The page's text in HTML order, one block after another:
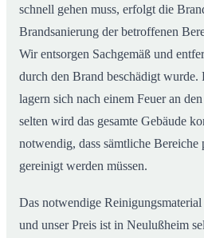
schnell gehen muss, erfolgt die
Brandsanierung der betroffenen
Wir entsorgen Sachgemäß und
durch den Brand beschädigt
lagern sich nach einem Feuer an
selten wird das gesamte Gebäude
notwendig, dass sämtliche
gereinigt werden müssen.
Das notwendige
und unser Preis ist in Neulußheim